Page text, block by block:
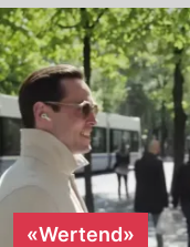
«Wertend»